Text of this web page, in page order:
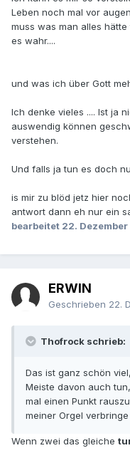
Leben noch mal vor
muss was man alles
es wahr....
und was ich über Gott
Ich denke vieles .... Ist ja
auswendig können
verstehen.
Und falls ja tun es doch
is mir zu blöd jetz hier
antwort dann eh nur ein
bearbeitet 22.
ERWIN
Geschrieben 22.
Thofrock schrieb:
Das ist ganz schön
Meiste davon auch
mal einen Punkt
meiner Orgel
Wenn zwei das gleiche